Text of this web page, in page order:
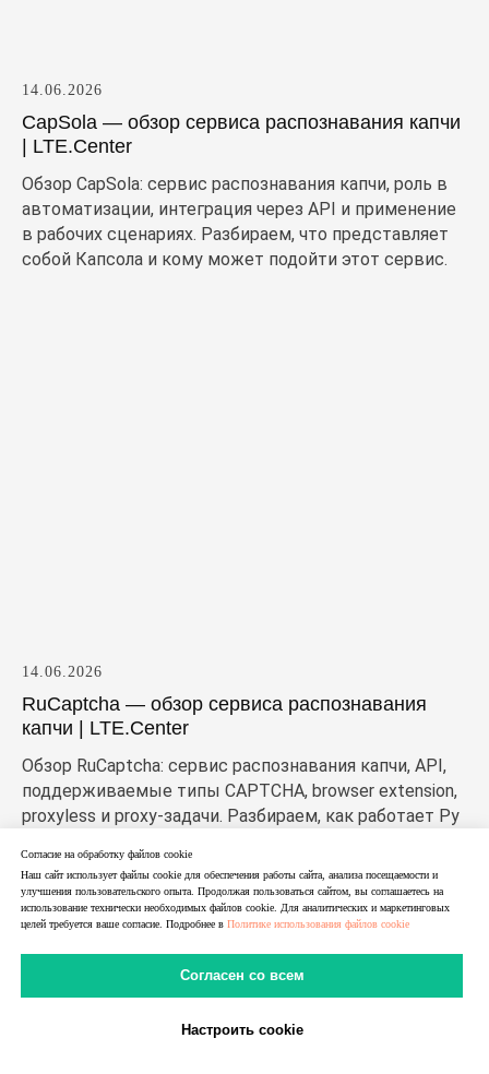
14.06.2026
CapSola — обзор сервиса распознавания капчи
| LTE.Center
Обзор CapSola: сервис распознавания капчи, роль в
автоматизации, интеграция через API и применение
в рабочих сценариях. Разбираем, что представляет
собой Капсола и кому может подойти этот сервис.
14.06.2026
RuCaptcha — обзор сервиса распознавания
капчи | LTE.Center
Обзор RuCaptcha: сервис распознавания капчи, API,
поддерживаемые типы CAPTCHA, browser extension,
proxyless и proxy-задачи. Разбираем, как работает Ру
перед подключением.
Согласие на обработку файлов cookie
Наш сайт использует файлы cookie для обеспечения работы сайта, анализа посещаемости и
улучшения пользовательского опыта. Продолжая пользоваться сайтом, вы соглашаетесь на
использование технически необходимых файлов cookie. Для аналитических и маркетинговых
целей требуется ваше согласие. Подробнее в Политике использования файлов cookie
Согласен со всем
Настроить cookie